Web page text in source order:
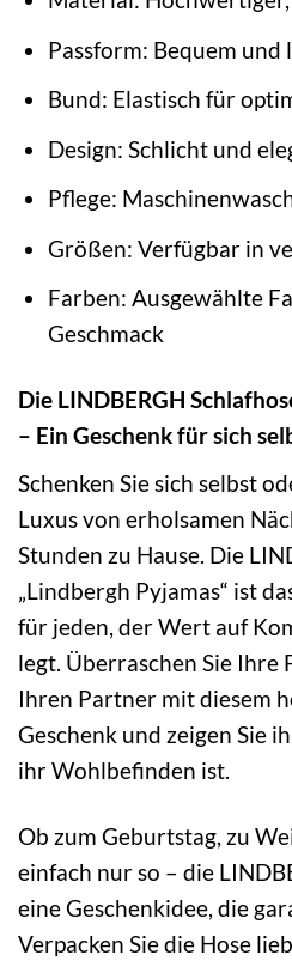
Passform: Bequem und
Bund: Elastisch für
Design: Schlicht und
Pflege:
Größen: Verfügbar in
Farben: Ausgewählte
Geschmack
Die LINDBERGH
– Ein Geschenk für sich
Schenken Sie sich selbst
Luxus von erholsamen
Stunden zu Hause. Die
„Lindbergh Pyjamas“ ist
für jeden, der Wert auf
legt. Überraschen Sie Ihre
Ihren Partner mit diesem
Geschenk und zeigen Sie
ihr Wohlbefinden ist.
Ob zum Geburtstag, zu
einfach nur so – die
eine Geschenkidee, die
Verpacken Sie die Hose